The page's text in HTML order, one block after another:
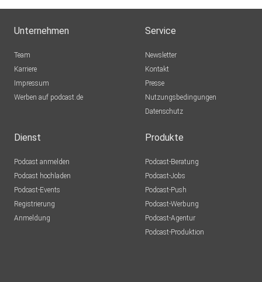
Unternehmen
Team
Karriere
Impressum
Werben auf podcast.de
Service
Newsletter
Kontakt
Presse
Nutzungsbedingungen
Datenschutz
Dienst
Podcast anmelden
Podcast hochladen
Podcast-Events
Registrierung
Anmeldung
Produkte
Podcast-Beratung
Podcast-Jobs
Podcast-Push
Podcast-Werbung
Podcast-Agentur
Podcast-Produktion